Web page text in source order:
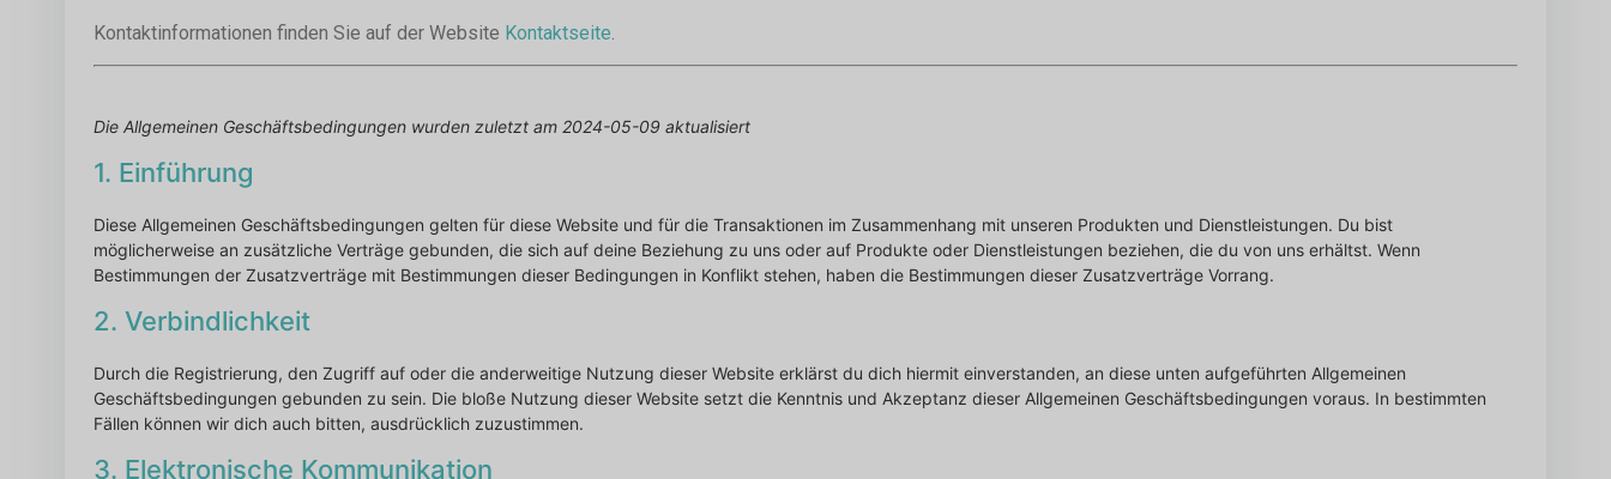
Kontaktinformationen finden Sie auf der Website Kontaktseite.
Die Allgemeinen Geschäftsbedingungen wurden zuletzt am 2024-05-09 aktualisiert
1. Einführung
Diese Allgemeinen Geschäftsbedingungen gelten für diese Website und für die Transaktionen im Zusammenhang mit unseren Produkten und Dienstleistungen. Du bist
möglicherweise an zusätzliche Verträge gebunden, die sich auf deine Beziehung zu uns oder auf Produkte oder Dienstleistungen beziehen, die du von uns erhältst. Wenn
Bestimmungen der Zusatzverträge mit Bestimmungen dieser Bedingungen in Konflikt stehen, haben die Bestimmungen dieser Zusatzverträge Vorrang.
2. Verbindlichkeit
Durch die Registrierung, den Zugriff auf oder die anderweitige Nutzung dieser Website erklärst du dich hiermit einverstanden, an diese unten aufgeführten Allgemeinen
Geschäftsbedingungen gebunden zu sein. Die bloße Nutzung dieser Website setzt die Kenntnis und Akzeptanz dieser Allgemeinen Geschäftsbedingungen voraus. In bestimmten
Fällen können wir dich auch bitten, ausdrücklich zuzustimmen.
3. Elektronische Kommunikation